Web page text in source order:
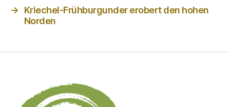
→
Kriechel-Frühburgunder erobert den hohen
Norden